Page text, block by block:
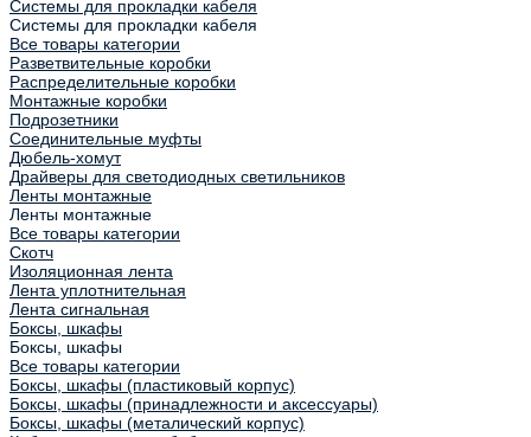
Системы для прокладки кабеля
Системы для прокладки кабеля
Все товары категории
Разветвительные коробки
Распределительные коробки
Монтажные коробки
Подрозетники
Соединительные муфты
Дюбель-хомут
Драйверы для светодиодных светильников
Ленты монтажные
Ленты монтажные
Все товары категории
Скотч
Изоляционная лента
Лента уплотнительная
Лента сигнальная
Боксы, шкафы
Боксы, шкафы
Все товары категории
Боксы, шкафы (пластиковый корпус)
Боксы, шкафы (принадлежности и аксессуары)
Боксы, шкафы (металический корпус)